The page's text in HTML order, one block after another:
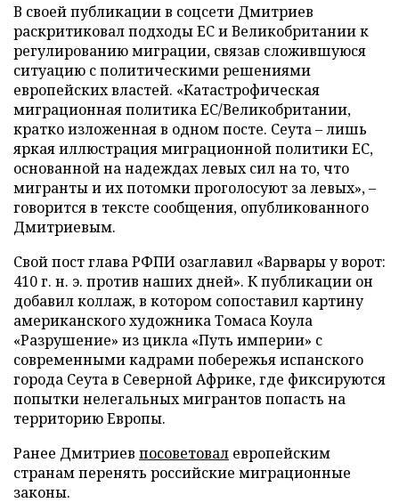
В своей публикации в соцсети Дмитриев
раскритиковал подходы ЕС и Великобритании к
регулированию миграции, связав сложившуюся
ситуацию с политическими решениями
европейских властей. «Катастрофическая
миграционная политика ЕС/Великобритании,
кратко изложенная в одном посте. Сеута – лишь
яркая иллюстрация миграционной политики ЕС,
основанной на надеждах левых сил на то, что
мигранты и их потомки проголосуют за левых», –
говорится в тексте сообщения, опубликованного
Дмитриевым.
Свой пост глава РФПИ озаглавил «Варвары у ворот:
410 г. н. э. против наших дней». К публикации он
добавил коллаж, в котором сопоставил картину
американского художника Томаса Коула
«Разрушение» из цикла «Путь империи» с
современными кадрами побережья испанского
города Сеута в Северной Африке, где фиксируются
попытки нелегальных мигрантов попасть на
территорию Европы.
Ранее Дмитриев посоветовал европейским
странам перенять российские миграционные
законы.